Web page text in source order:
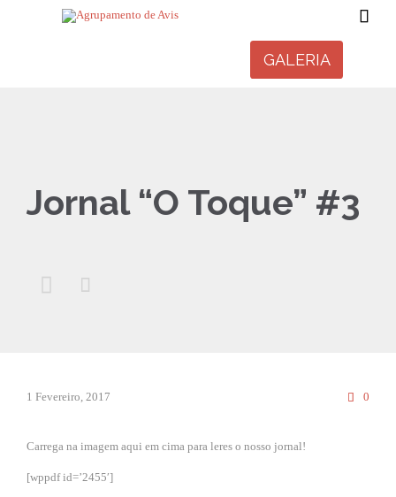

GALERIA
Jornal “O Toque” #3
 
1 Fevereiro, 2017  0
Carrega na imagem aqui em cima para leres o nosso jornal!
[wppdf id=’2455′]